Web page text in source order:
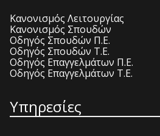
Κανονισμός Λειτουργίας
Κανονισμός Σπουδών
Οδηγός Σπουδών Π.Ε.
Οδηγός Σπουδών Τ.Ε.
Οδηγός Επαγγελμάτων Π.Ε.
Οδηγός Επαγγελμάτων Τ.Ε.
Υπηρεσίες